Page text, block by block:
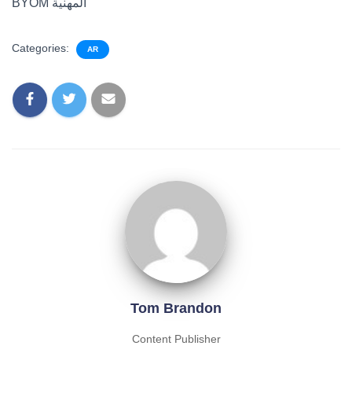
BYOM المهنية
Categories: AR
Tom Brandon
Content Publisher